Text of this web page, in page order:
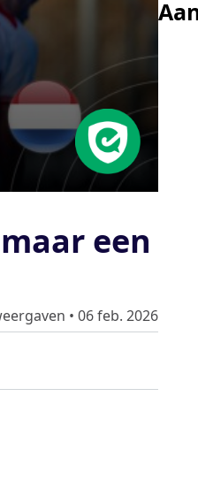
een
• 06 feb. 2026